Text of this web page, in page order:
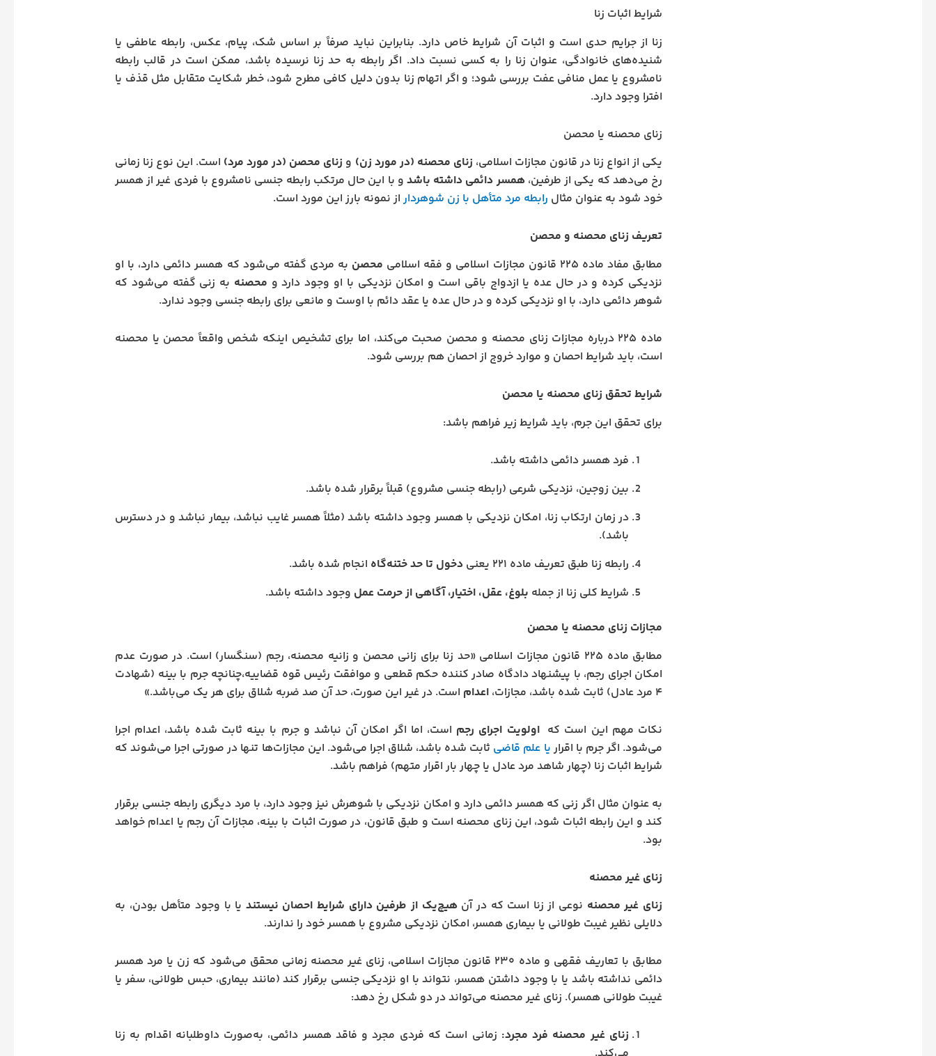
شرایط اثبات زنا
زنا از جرایم حدی است و اثبات آن شرایط خاص دارد. بنابراین نباید صرفاً بر اساس شک، پیام، عکس، رابطه عاطفی یا
شنیده‌های خانوادگی، عنوان زنا را به کسی نسبت داد. اگر رابطه به حد زنا نرسیده باشد، ممکن است در قالب رابطه
نامشروع یا عمل منافی عفت بررسی شود؛ و اگر اتهام زنا بدون دلیل کافی مطرح شود، خطر شکایت متقابل مثل قذف یا
افترا وجود دارد.
زنای محصنه یا محصن
یکی از انواع زنا در قانون مجازات اسلامی، زنای محصنه (در مورد زن) و زنای محصن (در مورد مرد) است. این نوع زنا زمانی
رخ می‌دهد که یکی از طرفین،همسر دائمی داشته باشد و با این حال مرتکب رابطه جنسی نامشروع با فردی غیر از همسر
خود شود به عنوان مثال رابطه مرد متأهل با زن شوهردار از نمونه بارز این مورد است.
تعریف زنای محصنه و محصن
مطابق مفاد ماده ۲۲۵ قانون مجازات اسلامی و فقه اسلامی
محصن به مردی گفته می‌شود که همسر دائمی دارد، با او
نزدیکی کرده و در حال عده یا ازدواج باقی است و امکان نزدیکی با او وجود دارد و محصنه به زنی گفته می‌شود که
شوهر دائمی دارد، با او نزدیکی کرده و در حال عده یا عقد دائم با اوست و مانعی برای رابطه جنسی وجود ندارد.
ماده ۲۲۵ درباره مجازات زنای محصنه و محصن صحبت می‌کند، اما برای تشخیص اینکه شخص واقعاً محصن یا محصنه
است، باید شرایط احصان و موارد خروج از احصان هم بررسی شود.
شرایط تحقق زنای محصنه یا محصن
برای تحقق این جرم، باید شرایط زیر فراهم باشد:
فرد همسر دائمی داشته باشد.
بین زوجین، نزدیکی شرعی (رابطه جنسی مشروع) قبلاً برقرار شده باشد.
در زمان ارتکاب زنا، امکان نزدیکی با همسر وجود داشته باشد (مثلاً همسر غایب نباشد، بیمار نباشد و در دسترس
باشد).
رابطه زنا طبق تعریف ماده ۲۲۱ یعنی
دخول تا حد ختنه‌گاه انجام شده باشد.
شرایط کلی زنا از جمله بلوغ، عقل، اختیار، آگاهی از حرمت عمل وجود داشته باشد.
مجازات زنای محصنه یا محصن
مطابق ماده ۲۲۵ قانون مجازات اسلامی
«حد زنا برای زانی محصن و زانیه محصنه، رجم (سنگسار) است. در صورت عدم
امکان اجرای رجم، با پیشنهاد دادگاه صادر کننده حکم قطعی و موافقت رئیس قوه قضاییه،چنانچه جرم با بینه (شهادت
۴ مرد عادل) ثابت شده باشد، مجازات،
اعدام است. در غیر این صورت، حد آن صد ضربه شلاق برای هر یک می‌باشد.»
نکات مهم این است کهاولویت اجرای رجم است، اما اگر امکان آن نباشد و جرم با بینه ثابت شده باشد، اعدام اجرا
می‌شود. اگر جرم با اقرار یا علم قاضی ثابت شده باشد، شلاق اجرا می‌شود. این مجازات‌ها تنها در صورتی اجرا می‌شوند که
شرایط اثبات زنا (چهار شاهد مرد عادل یا چهار بار اقرار متهم) فراهم باشد.
به عنوان مثال اگر زنی که همسر دائمی دارد و امکان نزدیکی با شوهرش نیز وجود دارد، با مرد دیگری رابطه جنسی برقرار
کند و این رابطه اثبات شود، این زنای محصنه است و طبق قانون، در صورت اثبات با بینه، مجازات آن رجم یا اعدام خواهد
بود.
زنای غیر محصنه
زنای غیر محصنه نوعی از زنا است که در آنهیچ‌یک از طرفین دارای شرایط احصان نیستند یا با وجود متأهل بودن، به
دلایلی نظیر غیبت طولانی یا بیماری همسر، امکان نزدیکی مشروع با همسر خود را ندارند.
مطابق با تعاریف فقهی و ماده ۲۳۰ قانون مجازات اسلامی، زنای غیر محصنه زمانی محقق می‌شود که زن یا مرد همسر
دائمی نداشته باشد یا با وجود داشتن همسر، نتواند با او نزدیکی جنسی برقرار کند (مانند بیماری، حبس طولانی، سفر یا
غیبت طولانی همسر). زنای غیر محصنه می‌تواند در دو شکل رخ دهد:
زنای غیر محصنه فرد مجرد: زمانی است که فردی مجرد و فاقد همسر دائمی، به‌صورت داوطلبانه اقدام به زنا